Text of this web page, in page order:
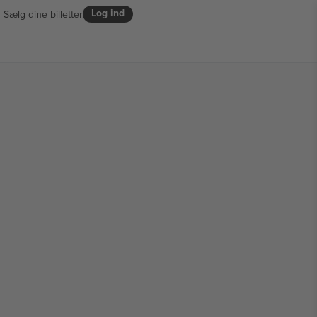
Log ind
Sælg dine billetter